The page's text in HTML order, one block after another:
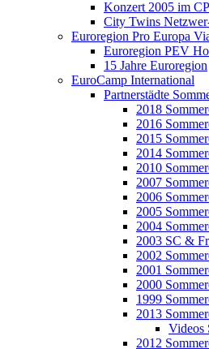
Konzert 2005 im
City Twins
Euroregion Pro Europa
Euroregion PEV
15 Jahre Euroregion
EuroCamp International
Partnerstädte
2018
2016
2015
2014
2010
2007
2006
2005
2004
2003 SC &
2002
2001
2000
1999
2013
Videos
2012